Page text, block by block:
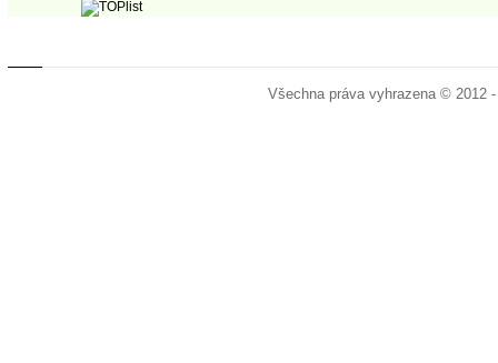
Všechna práva vyhrazena © 2012